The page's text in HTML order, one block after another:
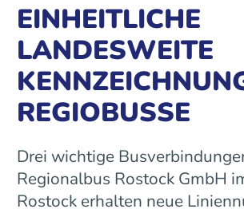
EINHEITLICHE
LANDESWEITE
REGIOBUSSE
Drei wichtige
Regionalbus Rostock GmbH
Rostock erhalten neue